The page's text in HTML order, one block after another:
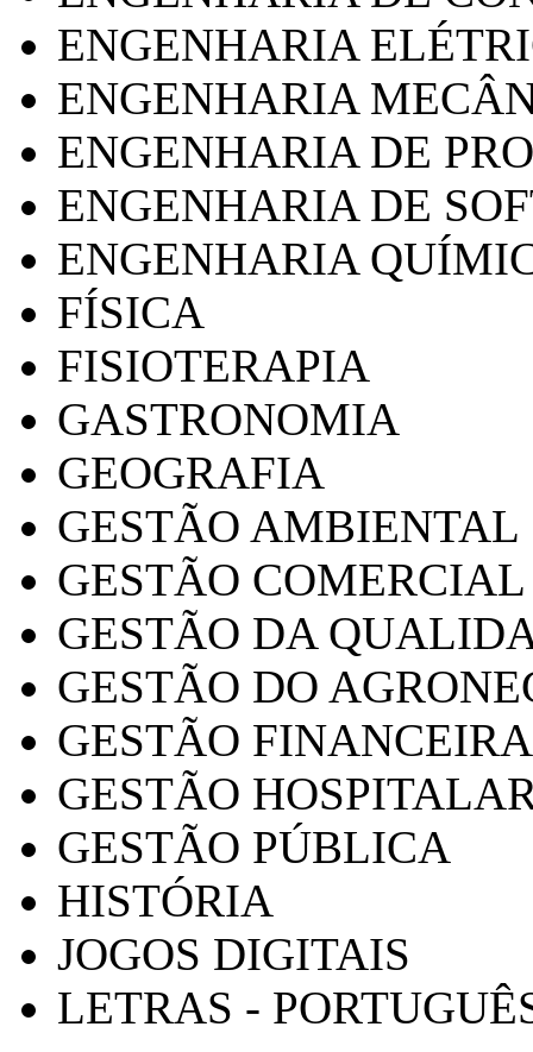
ENGENHARIA
ENGENHARIA
ENGENHARIA DE
ENGENHARIA DE
ENGENHARIA
FÍSICA
FISIOTERAPIA
GASTRONOMIA
GEOGRAFIA
GESTÃO AMBIENTAL
GESTÃO COMERCIAL
GESTÃO DA
GESTÃO DO
GESTÃO FINANCEIRA
GESTÃO
GESTÃO PÚBLICA
HISTÓRIA
JOGOS DIGITAIS
LETRAS -